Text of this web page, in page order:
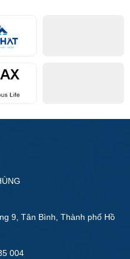
9, Tân Bình, Thành phố Hồ
004